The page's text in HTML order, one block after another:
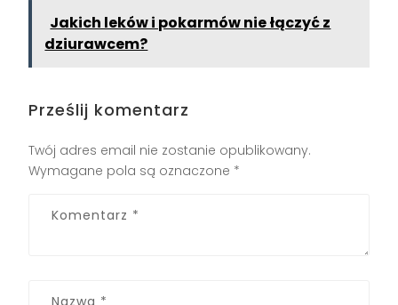
Jakich leków i pokarmów nie łączyć z
dziurawcem?
Prześlij komentarz
Twój adres email nie zostanie opublikowany.
Wymagane pola są oznaczone *